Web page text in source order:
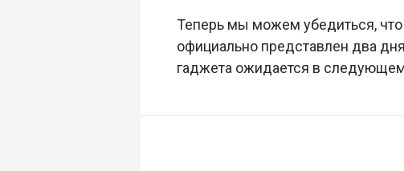
Теперь мы можем убедиться, что
официально представлен два
гаджета ожидается в